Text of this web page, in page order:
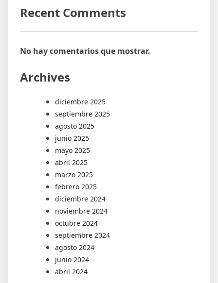
Recent Comments
No hay comentarios que mostrar.
Archives
diciembre 2025
septiembre 2025
agosto 2025
junio 2025
mayo 2025
abril 2025
marzo 2025
febrero 2025
diciembre 2024
noviembre 2024
octubre 2024
septiembre 2024
agosto 2024
junio 2024
abril 2024